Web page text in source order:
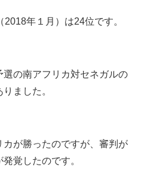
年１月）は24位です。
の南アフリカ対セネガルの
ました。
が勝ったのですが、審判が
覚したのです。